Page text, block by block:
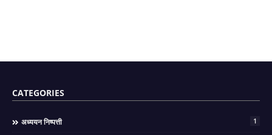
CATEGORIES
अध्ययन निष्पत्ती 1